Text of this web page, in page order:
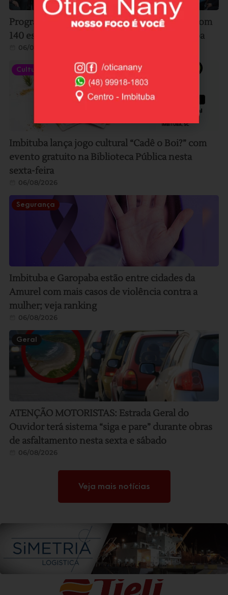
Programa Bombeiro Mirim inicia atividades com
140 estudantes da rede municipal de Imbituba
06/08/2026
Cultura
Imbituba lança jogo cultural “Cadê o Boi?” com
evento gratuito na Biblioteca Pública nesta
sexta-feira
06/08/2026
Segurança
Imbituba e Garopaba estão entre cidades da
Amurel com mais casos de violência contra a
mulher; veja ranking
06/08/2026
Geral
ATENÇÃO MOTORISTAS: Estrada Geral do
Ouvidor terá sistema “siga e pare” durante obras
de asfaltamento nesta sexta e sábado
06/08/2026
Veja mais notícias